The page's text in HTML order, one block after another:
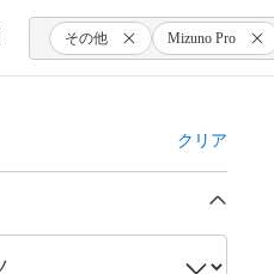
その他 Mizuno Pro
クリア